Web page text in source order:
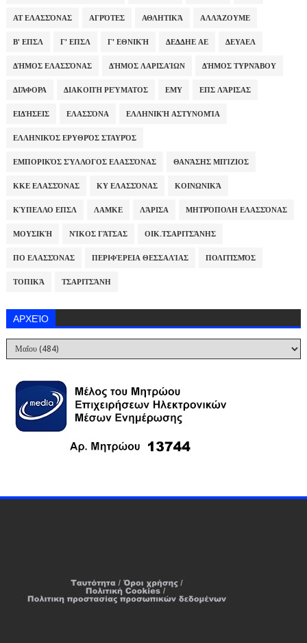
ΑΤ ΕΛΑΣΣΌΝΑΣ ΑΓΡΌΤΕΣ ΑΘΛΗΤΙΚΆ ΑΛΛΆΖΟΥΜΕ
Β' ΕΠΣΛ Γ' ΕΠΣΛ Γ' ΕΘΝΙΚΉ ΔΕΔΔΗΕ ΑΕ ΔΕΥΑΕΛ
ΔΉΜΟΣ ΕΛΑΣΣΌΝΑΣ ΔΉΜΟΣ ΛΑΡΙΣΑΊΩΝ ΔΉΜΟΣ ΤΥΡΝΆΒΟΥ
ΔΙΆΦΟΡΑ ΔΙΑΚΟΠΉ ΡΕΎΜΑΤΟΣ ΕΜΥ ΕΠΣ ΛΆΡΙΣΑΣ
ΕΙΔΉΣΕΙΣ ΕΛΑΣΣΌΝΑ ΕΛΛΗΝΙΚΉ ΑΣΤΥΝΟΜΊΑ
ΕΛΛΗΝΙΚΌΣ ΕΡΥΘΡΌΣ ΣΤΑΥΡΌΣ
ΕΜΠΟΡΙΚΌΣ ΣΎΛΛΟΓΟΣ ΕΛΑΣΣΌΝΑΣ ΘΑΝΆΣΗΣ ΜΠΊΖΙΟΣ
ΚΚΕ ΕΛΑΣΣΌΝΑΣ ΚΥ ΕΛΑΣΣΌΝΑΣ ΚΟΙΝΩΝΙΚΆ
ΚΎΠΕΛΛΟ ΕΠΣΛ ΛΑΜΚΕ ΛΆΡΙΣΑ ΜΗΤΡΌΠΟΛΗ ΕΛΑΣΣΌΝΑΣ
ΜΟΥΣΙΚΉ ΝΊΚΟΣ ΓΆΤΣΑΣ ΟΙΚ.ΤΣΑΡΙΤΣΆΝΗΣ
ΠΟ ΕΛΑΣΣΌΝΑΣ ΠΕΡΙΦΈΡΕΙΑ ΘΕΣΣΑΛΊΑΣ ΠΟΛΙΤΙΣΜΌΣ
ΤΟΠΙΚΆ ΤΣΑΡΙΤΣΆΝΗ
ΑΡΧΕΊΟ